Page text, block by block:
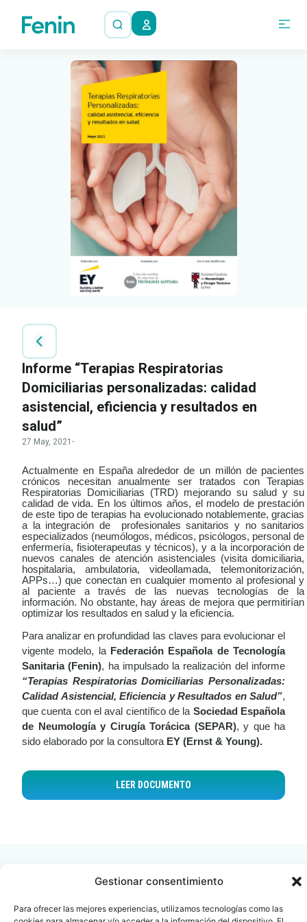
Gestionar consentimiento
Para ofrecer las mejores experiencias, utilizamos tecnologías como las
Informe “Terapias Respiratorias
Domiciliarias personalizadas: calidad
asistencial, eficiencia y resultados en
salud”
27 May, 2021 ·
Actualmente en España alrededor de un millón de pacientes
crónicos necesitan anualmente ser tratados con Terapias
Respiratorias Domiciliarias (TRD) mejorando su salud y su
calidad de vida. En los últimos años, el modelo de prestación
de este tipo de terapias ha evolucionado notablemente, gracias
a la integración de profesionales sanitarios y no sanitarios
especializados (neumólogos, médicos, psicólogos, personal de
enfermería, fisioterapeutas y técnicos), y a la incorporación de
nuevos canales de atención asistenciales (visita domiciliaria,
hospitalaria, ambulatoria, videollamada, telemonitorización,
APPs…) que conectan en cualquier momento al profesional y
al paciente a través de las nuevas tecnologías de la
información. No obstante, hay áreas de mejora que permitirían
optimizar los resultados en salud y la eficiencia.
Para analizar en profundidad las claves para evolucionar el
vigente modelo, la Federación Española de Tecnología
Sanitaria (Fenin), ha impulsado la realización del informe
“Terapias Respiratorias Domiciliarias Personalizadas:
Calidad Asistencial, Eficiencia y Resultados en Salud”,
que cuenta con el aval científico de la Sociedad Española
de Neumología y Cirugía Torácica (SEPAR), y que ha
sido elaborado por la consultora EY (Ernst & Young).
LEER DOCUMENTO